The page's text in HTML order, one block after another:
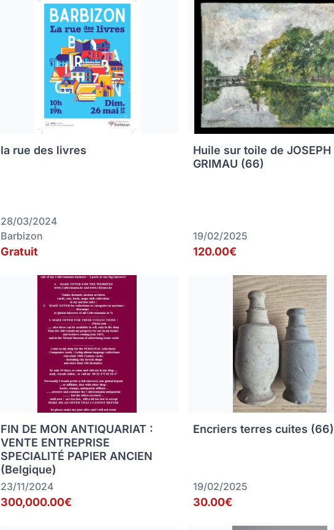
la rue des livres
28/03/2024
Barbizon
Gratuit
Huile sur toile de JOSEPH
GRIMAU (66)
19/02/2025
120.00€
FIN DE MON ANTIQUARIAT :
VENTE ENTREPRISE
SPECIALITÉ PAPIER ANCIEN
(Belgique)
23/11/2024
300,000.00€
Encriers terres cuites (66)
19/02/2025
30.00€